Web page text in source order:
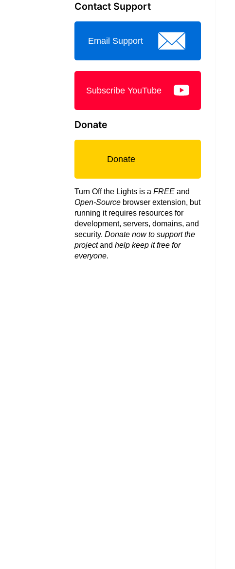
Contact Support
Email Support
Subscribe YouTube
Donate
Donate
Turn Off the Lights is a FREE and
Open-Source browser extension, but
running it requires resources for
development, servers, domains, and
security. Donate now to support the
projectand help keep it free for
everyone.